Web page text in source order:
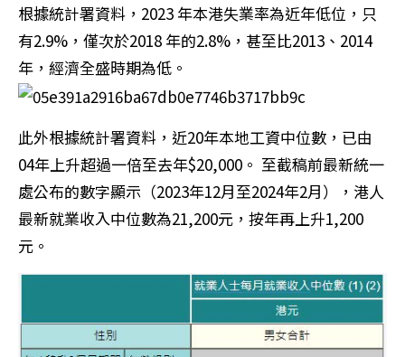
根據統計署資料，2023 年本港失業率為近年低位，只
有2.9%，僅次於2018 年的2.8%，甚至比2013、2014
年，經濟全盛時期為低。
此外根據統計署資料，近20年本地工資中位數，已由
04年上升超過一倍至去年$20,000。 至截稿前最新統一
處公布的數字顯示（2023年12月至2024年2月），港人
最新就業收入中位數為21,200元，按年再上升1,200
元。